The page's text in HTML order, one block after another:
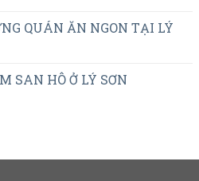
QUÁN ĂN NGON TẠI LÝ
SAN HÔ Ở LÝ SƠN